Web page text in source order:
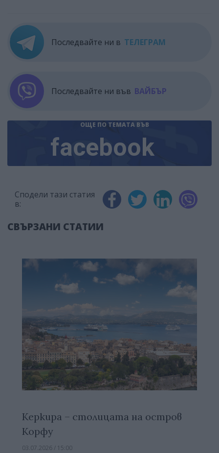
Последвайте ни в ТЕЛЕГРАМ
Последвайте ни във ВАЙБЪР
ОЩЕ ПО ТЕМАТА ВЪВ
facebook
Сподели тази статия
в:
СВЪРЗАНИ СТАТИИ
Керкира – столицата на остров
Корфу
03.07.2026 / 15:00